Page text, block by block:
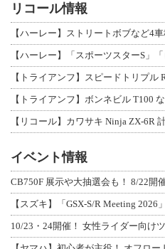
リコール情報
【ハーレー】ストリートボブなど4
【トライアンフ】スピードトリプル
【リコール】カワサキ Ninja ZX-6R
イベント情報
CB750F 展示や大抽選会も！ 8/22開
【スズキ】「GSX-S/R Meeting
10/23・24開催！ 女性ライダー向け